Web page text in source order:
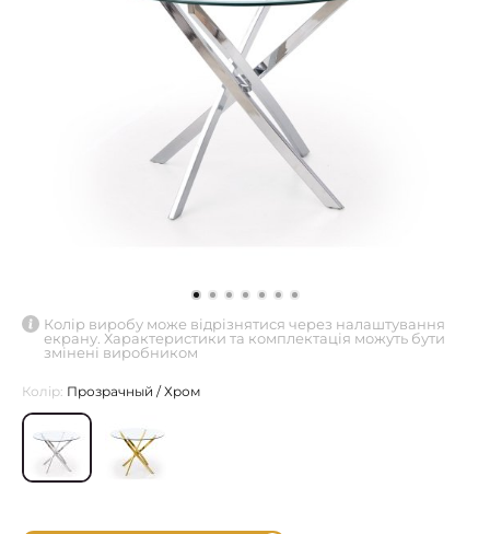
Колір виробу може відрізнятися через налаштування
екрану. Характеристики та комплектація можуть бути
змінені виробником
Колір: Прозрачный / Хром